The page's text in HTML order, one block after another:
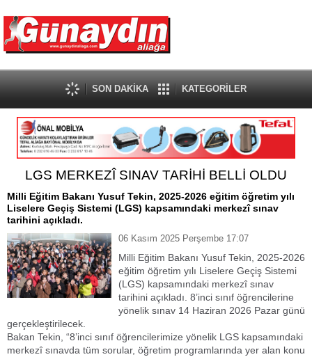
SON DAKİKA KATEGORİLER
LGS MERKEZÎ SINAV TARİHİ BELLİ OLDU
Milli Eğitim Bakanı Yusuf Tekin, 2025-2026 eğitim öğretim yılı
Liselere Geçiş Sistemi (LGS) kapsamındaki merkezî sınav
tarihini açıkladı.
06 Kasım 2025 Perşembe 17:07
Milli Eğitim Bakanı Yusuf Tekin, 2025-2026
eğitim öğretim yılı Liselere Geçiş Sistemi
(LGS) kapsamındaki merkezî sınav
tarihini açıkladı. 8’inci sınıf öğrencilerine
yönelik sınav 14 Haziran 2026 Pazar günü
gerçekleştirilecek.
Bakan Tekin, “8’inci sınıf öğrencilerimize yönelik LGS kapsamındaki
merkezî sınavda tüm sorular, öğretim programlarında yer alan konu